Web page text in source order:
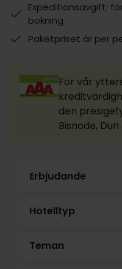
Expeditionsavgift:
bokning
Paketpriset är per
För vår
den
Bisnode,
Erbjudande
Hotelltyp
Teman